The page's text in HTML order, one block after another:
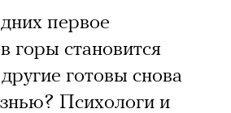
первое
горы становится
готовы снова
Психологи и